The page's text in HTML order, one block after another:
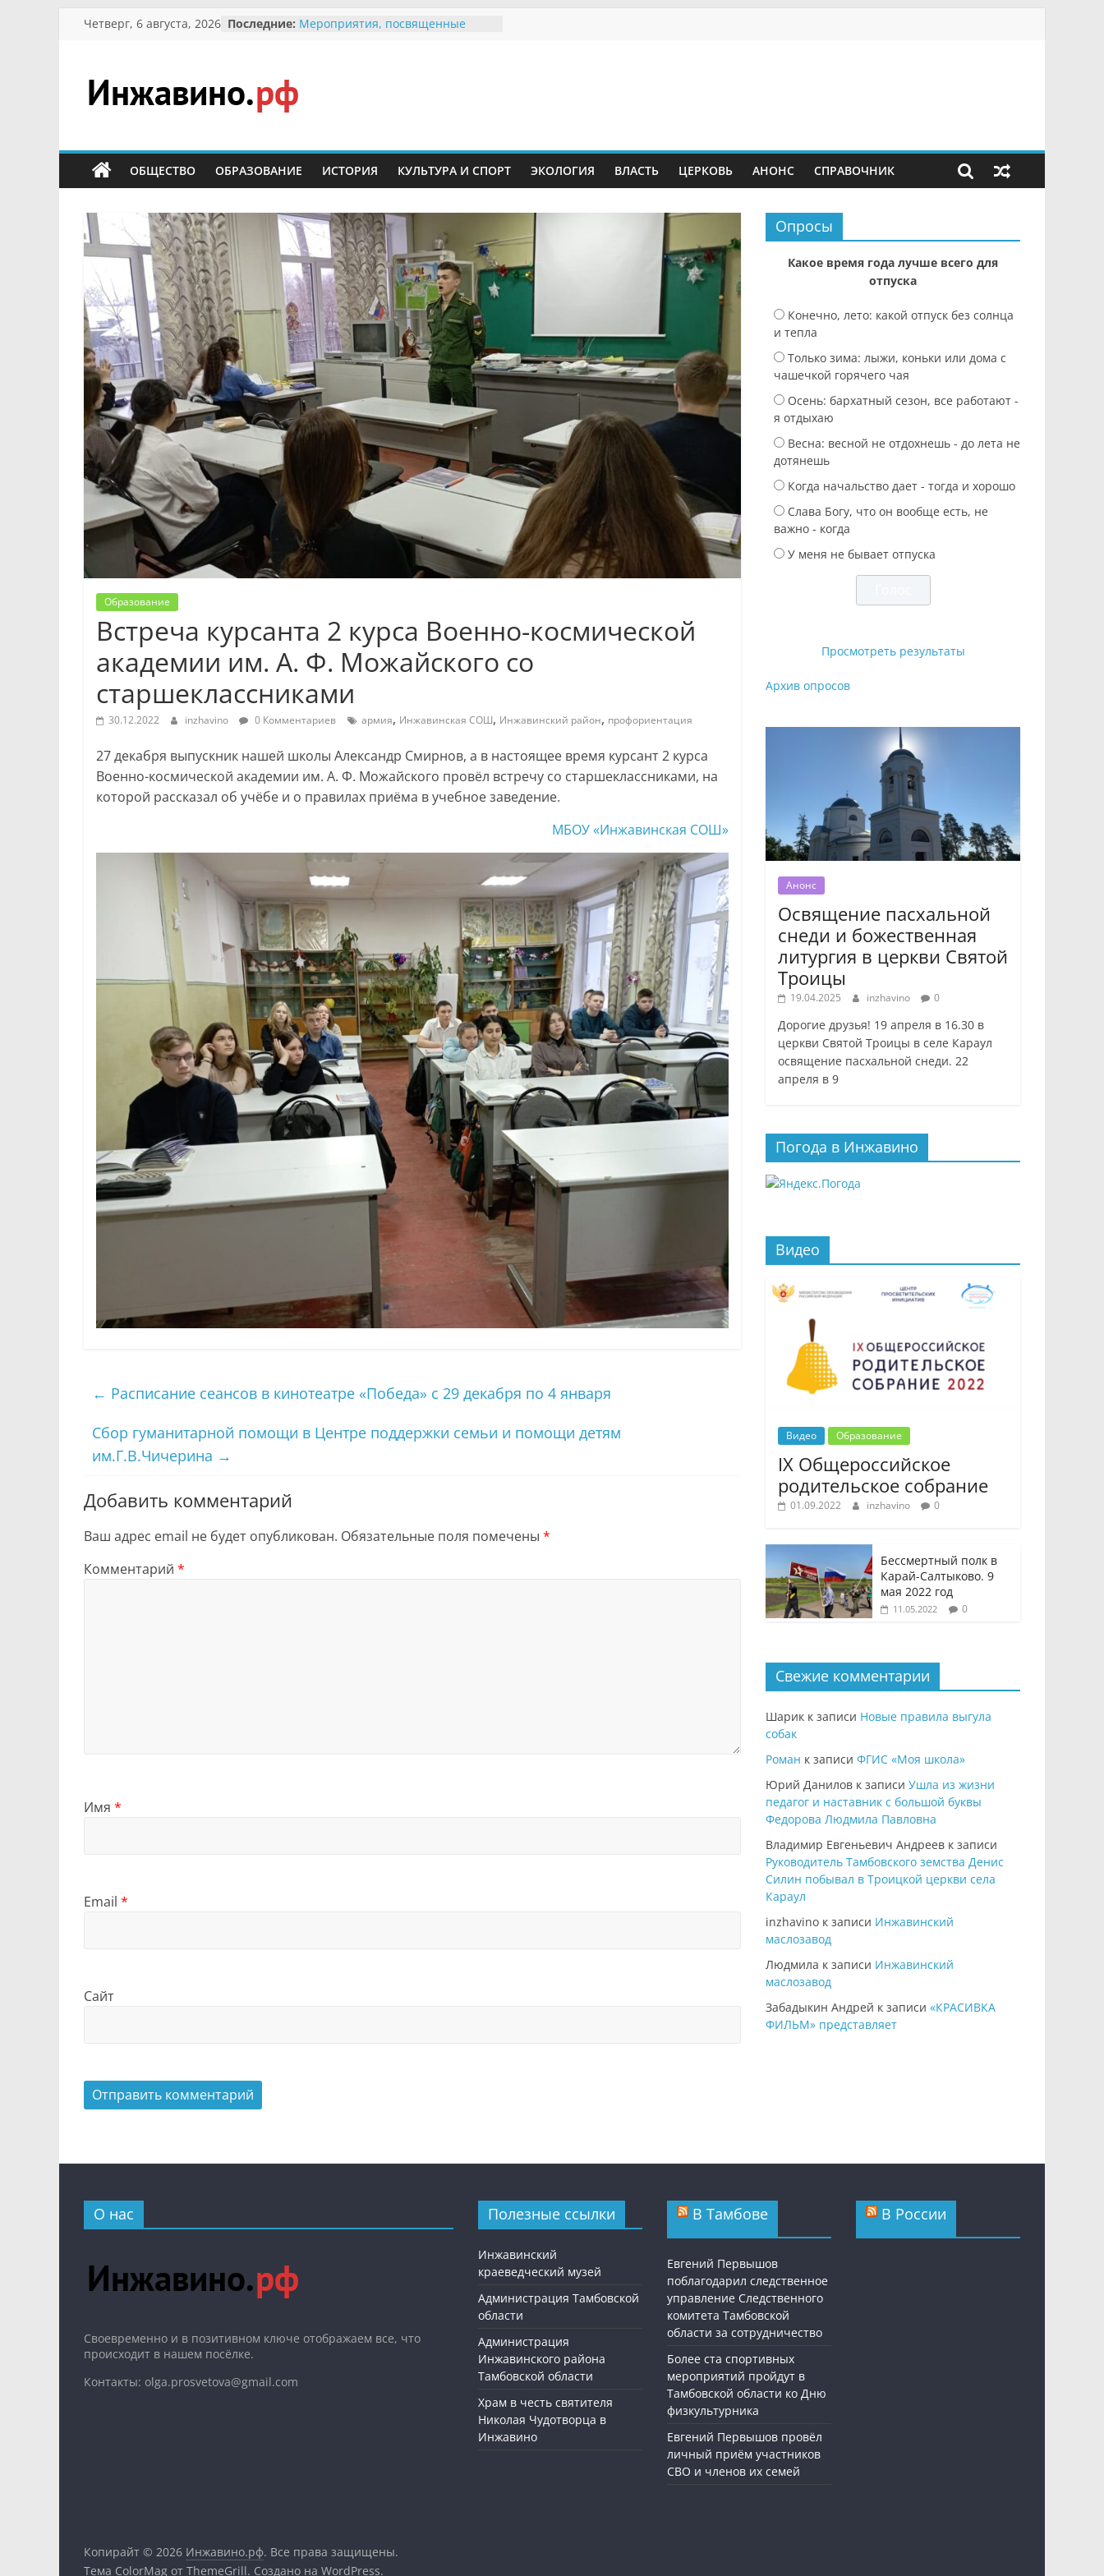
Перейти
Четверг, 6 августа, 2026 Последние: Мероприятия, посвященные
Безопасность в сети Интернет
Ученики приняли участие в
мероприятии «Сохраним
В вольере Воронинского
заповедника родились крапчатые
суслики
Инжавино.рф
сельский
портал
ОБЩЕСТВО ОБРАЗОВАНИЕ ИСТОРИЯ КУЛЬТУРА И СПОРТ ЭКОЛОГИЯ ВЛАСТЬ ЦЕРКОВЬ АНОНС СПРАВОЧНИК
Образование
Встреча курсанта 2 курса Военно-космической
академии им. А. Ф. Можайского со
старшеклассниками
30.12.2022 inzhavino 0 Комментариев армия, Инжавинская СОШ, Инжавинский район, профориентация
27 декабря выпускник нашей школы Александр Смирнов, а в настоящее время курсант 2 курса
Военно-космической академии им. А. Ф. Можайского провёл встречу со старшеклассниками, на
которой рассказал об учёбе и о правилах приёма в учебное заведение.
МБОУ «Инжавинская СОШ»
← Расписание сеансов в кинотеатре «Победа» с 29 декабря по 4 января
Сбор гуманитарной помощи в Центре поддержки семьи и помощи детям
им.Г.В.Чичерина →
Добавить комментарий
Ваш адрес email не будет опубликован. Обязательные поля помечены *
Комментарий *
Имя *
Email *
Сайт
Опросы
Какое время года лучше всего для
отпуска
Конечно, лето: какой отпуск без солнца
и тепла
Только зима: лыжи, коньки или дома с
чашечкой горячего чая
Осень: бархатный сезон, все работают -
я отдыхаю
Весна: весной не отдохнешь - до лета не
дотянешь
Когда начальство дает - тогда и хорошо
Слава Богу, что он вообще есть, не
важно - когда
У меня не бывает отпуска
Просмотреть результаты
Архив опросов
Анонс
Освящение пасхальной
снеди и божественная
литургия в церкви Святой
Троицы
19.04.2025 inzhavino 0
Дорогие друзья! 19 апреля в 16.30 в
церкви Святой Троицы в селе Караул
освящение пасхальной снеди. 22
апреля в 9
Погода в Инжавино
Видео
Видео Образование
IX Общероссийское
родительское собрание
01.09.2022 inzhavino 0
Бессмертный полк в
Карай-Салтыково. 9
мая 2022 год
11.05.2022 0
Свежие комментарии
Шарик к записи Новые правила выгула
собак
Роман к записи ФГИС «Моя школа»
Юрий Данилов к записи Ушла из жизни
педагог и наставник с большой буквы
Федорова Людмила Павловна
Владимир Евгеньевич Андреев к записи
Руководитель Тамбовского земства Денис
Силин побывал в Троицкой церкви села
Караул
inzhavino к записи Инжавинский
маслозавод
Людмила к записи Инжавинский
маслозавод
Забадыкин Андрей к записи «КРАСИВКА
ФИЛЬМ» представляет
О нас
Cвоевременно и в позитивном ключе отображаем все, что
происходит в нашем посёлке.
Контакты: olga.prosvetova@gmail.com
Полезные ссылки
Инжавинский
краеведческий музей
Администрация Тамбовской
области
Администрация
Инжавинского района
Тамбовской области
Храм в честь святителя
Николая Чудотворца в
Инжавино
В Тамбове
Евгений Первышов
поблагодарил следственное
управление Следственного
комитета Тамбовской
области за сотрудничество
Более ста спортивных
мероприятий пройдут в
Тамбовской области ко Дню
физкультурника
Евгений Первышов провёл
личный приём участников
СВО и членов их семей
В России
Копирайт © 2026 Инжавино.рф. Все права защищены.
Тема ColorMag от ThemeGrill. Создано на WordPress.